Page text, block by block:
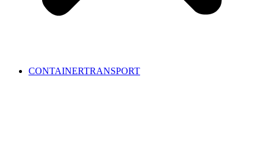
CONTAINERTRANSPORT